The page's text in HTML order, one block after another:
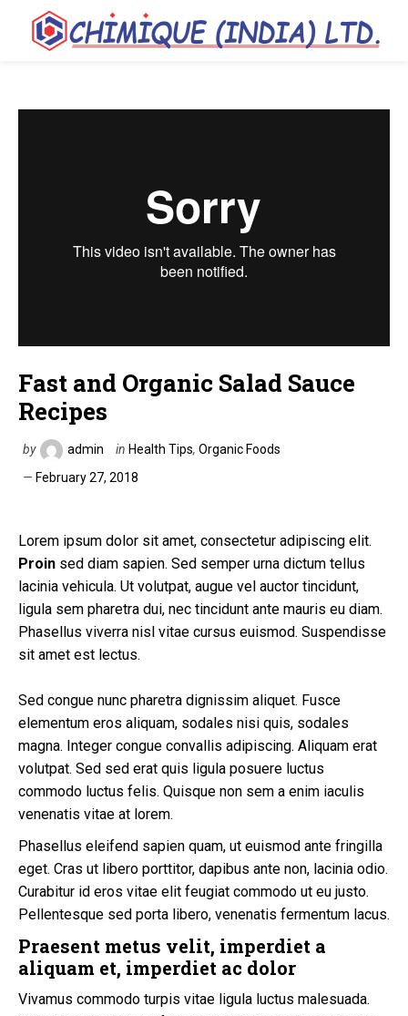
Fast and Organic Salad Sauce
Recipes
by admin in Health Tips, Organic Foods
February 27, 2018
Lorem ipsum dolor sit amet, consectetur adipiscing elit.
Proin sed diam sapien. Sed semper urna dictum tellus
lacinia vehicula. Ut volutpat, augue vel auctor tincidunt,
ligula sem pharetra dui, nec tincidunt ante mauris eu diam.
Phasellus viverra nisl vitae cursus euismod. Suspendisse
sit amet est lectus.
Sed congue nunc pharetra dignissim aliquet. Fusce
elementum eros aliquam, sodales nisi quis, sodales
magna. Integer congue convallis adipiscing. Aliquam erat
volutpat. Sed sed erat quis ligula posuere luctus
commodo luctus felis. Quisque non sem a enim iaculis
venenatis vitae at lorem.
Phasellus eleifend sapien quam, ut euismod ante fringilla
eget. Cras ut libero porttitor, dapibus ante non, lacinia odio.
Curabitur id eros vitae elit feugiat commodo ut eu justo.
Pellentesque sed porta libero, venenatis fermentum lacus.
Praesent metus velit, imperdiet a
aliquam et, imperdiet ac dolor
Vivamus commodo turpis vitae ligula luctus malesuada.